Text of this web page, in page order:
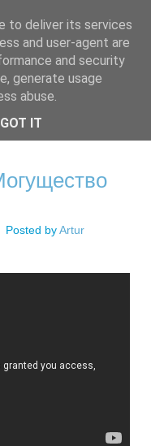
Posted byArtur
to deliver its services
and user-agent are
and security
generate usage
abuse.
GOT IT